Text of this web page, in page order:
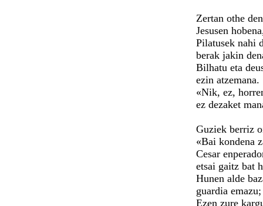
Zertan othe
Jesusen
Pilatusek nahi
berak jakin
Bilhatu eta
ezin atzemana.
«Nik, ez,
ez dezaket
Guziek berriz
«Bai kondena
Cesar
etsai gaitz bat
Hunen alde
guardia emazu;
Ezen zure